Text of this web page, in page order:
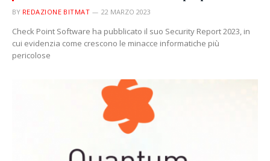
BY REDAZIONE BITMAT 22 MARZO 2023
Check Point Software ha pubblicato il suo Security Report 2023, in
cui evidenzia come crescono le minacce informatiche più
pericolose